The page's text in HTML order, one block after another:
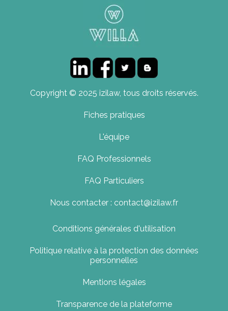
Copyright © 2025 izilaw, tous droits réservés.
Fiches pratiques
L'équipe
FAQ Professionnels
FAQ Particuliers
Nous contacter : contact@izilaw.fr
Conditions générales d'utilisation
Politique relative à la protection des données
personnelles
Mentions légales
Transparence de la plateforme